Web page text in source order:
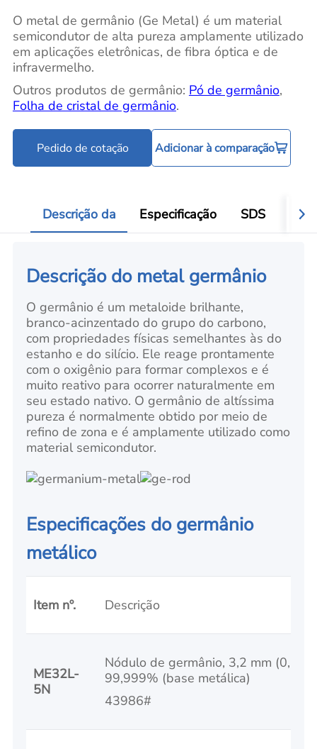
O metal de germânio (Ge Metal) é um material
semicondutor de alta pureza amplamente utilizado
em aplicações eletrônicas, de fibra óptica e de
infravermelho.
Outros produtos de germânio: Pó de germânio,
Folha de cristal de germânio.
Pedido de cotação Adicionar à comparação
Descrição da Especificação SDS
Descrição do metal germânio
O germânio é um metaloide brilhante,
branco-acinzentado do grupo do carbono,
com propriedades físicas semelhantes às do
estanho e do silício. Ele reage prontamente
com o oxigênio para formar complexos e é
muito reativo para ocorrer naturalmente em
seu estado nativo. O germânio de altíssima
pureza é normalmente obtido por meio de
refino de zona e é amplamente utilizado como
material semicondutor.
Especificações do germânio
metálico
Item nº. Descrição
ME32L-
5N
Nódulo de germânio, 3,2 mm
99,999% (base metálica)
43986#